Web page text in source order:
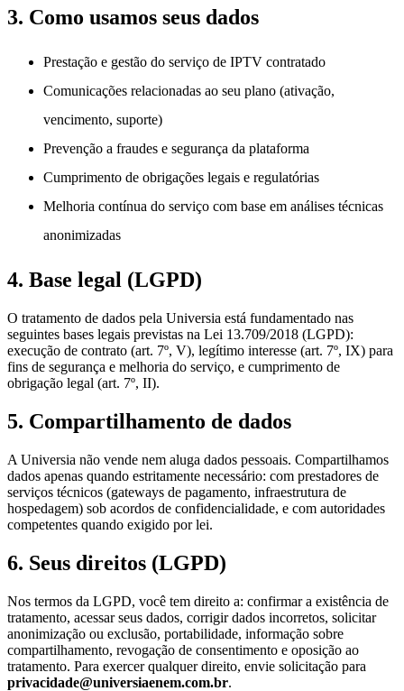
3. Como usamos seus dados
Prestação e gestão do serviço de IPTV contratado
Comunicações relacionadas ao seu plano (ativação,
vencimento, suporte)
Prevenção a fraudes e segurança da plataforma
Cumprimento de obrigações legais e regulatórias
Melhoria contínua do serviço com base em análises técnicas
anonimizadas
4. Base legal (LGPD)
O tratamento de dados pela Universia está fundamentado nas
seguintes bases legais previstas na Lei 13.709/2018 (LGPD):
execução de contrato (art. 7º, V), legítimo interesse (art. 7º, IX) para
fins de segurança e melhoria do serviço, e cumprimento de
obrigação legal (art. 7º, II).
5. Compartilhamento de dados
A Universia não vende nem aluga dados pessoais. Compartilhamos
dados apenas quando estritamente necessário: com prestadores de
serviços técnicos (gateways de pagamento, infraestrutura de
hospedagem) sob acordos de confidencialidade, e com autoridades
competentes quando exigido por lei.
6. Seus direitos (LGPD)
Nos termos da LGPD, você tem direito a: confirmar a existência de
tratamento, acessar seus dados, corrigir dados incorretos, solicitar
anonimização ou exclusão, portabilidade, informação sobre
compartilhamento, revogação de consentimento e oposição ao
tratamento. Para exercer qualquer direito, envie solicitação para
privacidade@universiaenem.com.br.